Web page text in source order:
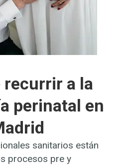
recurrir a la
perinatal en
sanitarios están
procesos pre y